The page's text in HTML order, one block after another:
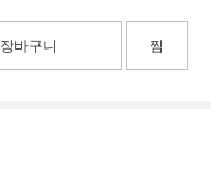
장바구니 찜